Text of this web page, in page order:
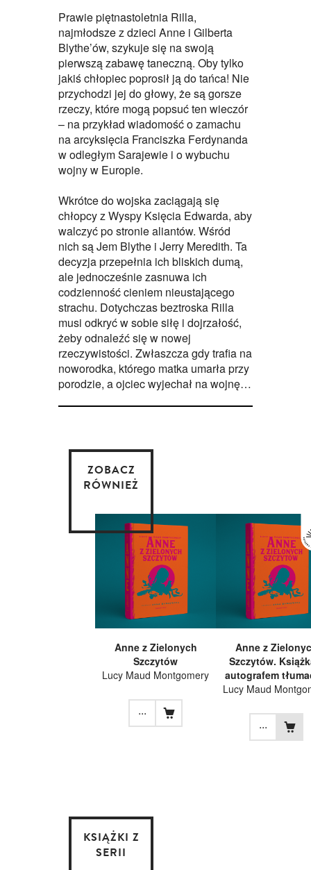
Prawie piętnastoletnia Rilla,
najmłodsze z dzieci Anne i Gilberta
Blythe’ów, szykuje się na swoją
pierwszą zabawę taneczną. Oby tylko
jakiś chłopiec poprosił ją do tańca! Nie
przychodzi jej do głowy, że są gorsze
rzeczy, które mogą popsuć ten wieczór
– na przykład wiadomość o zamachu
na arcyksięcia Franciszka Ferdynanda
w odległym Sarajewie i o wybuchu
wojny w Europie.
Wkrótce do wojska zaciągają się
chłopcy z Wyspy Księcia Edwarda, aby
walczyć po stronie aliantów. Wśród
nich są Jem Blythe i Jerry Meredith. Ta
decyzja przepełnia ich bliskich dumą,
ale jednocześnie zasnuwa ich
codzienność cieniem nieustającego
strachu. Dotychczas beztroska Rilla
musi odkryć w sobie siłę i dojrzałość,
żeby odnaleźć się w nowej
rzeczywistości. Zwłaszcza gdy trafia na
noworodka, którego matka umarła przy
porodzie, a ojciec wyjechał na wojnę…
ZOBACZ
RÓWNIEŻ
Anne z Zielonych
Szczytów
Lucy Maud Montgomery
...
Anne z
Szczytów.
autografem
Lucy Maud
...
KSIĄŻKI Z
SERII